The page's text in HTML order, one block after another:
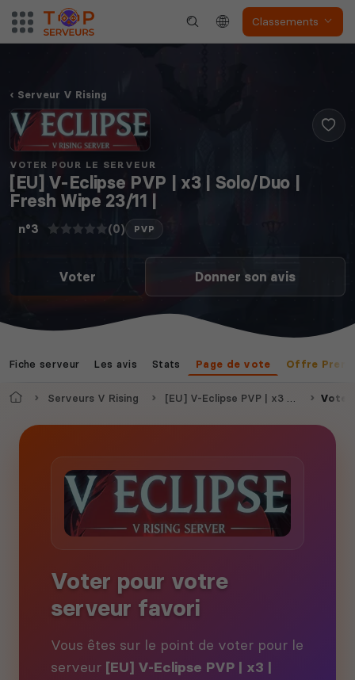
Classements
Serveur V Rising
VOTER POUR LE SERVEUR
[EU] V-Eclipse PVP | x3 | Solo/Duo |
Fresh Wipe 23/11 |
n°3 (0) PVP
Voter Donner son avis
Fiche serveur Les avis Stats Page de vote Offre
AccueilServeurs V Rising [EU] V-Eclipse PVP | x3 | Solo/Duo | Fresh Wipe 23/11 | Voter
Voter pour votre
serveur favori
Vous êtes sur le point de voter pour le
serveur [EU] V-Eclipse PVP | x3 |